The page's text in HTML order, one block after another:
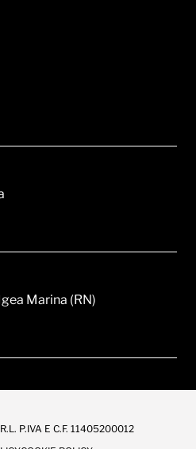
Marina (RN)
P.IVA E C.F. 11405200012